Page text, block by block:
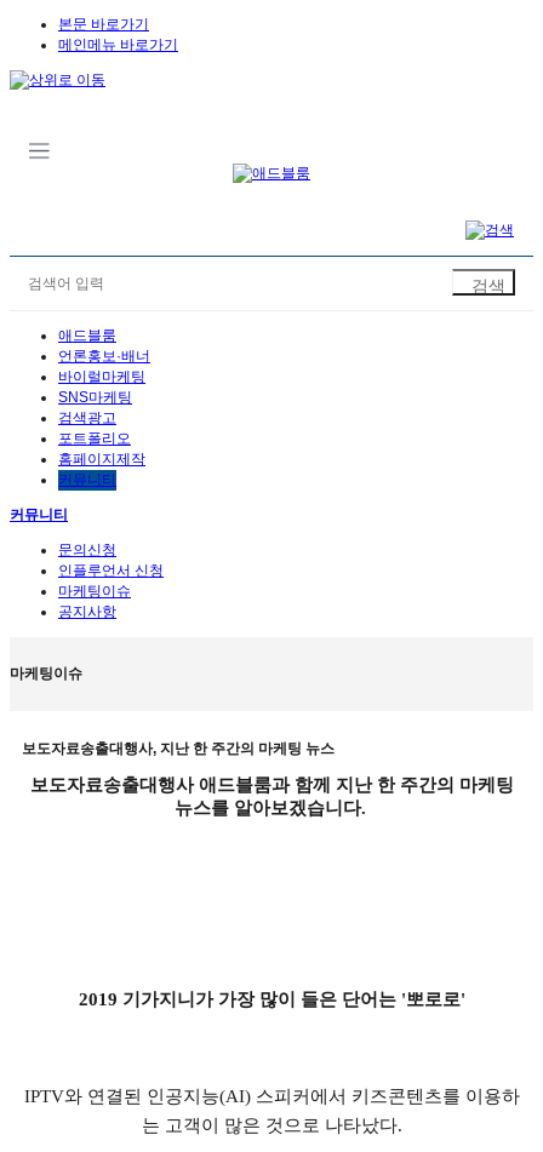
본문 바로가기
메인메뉴 바로가기
애드블룸
언론홍보·배너
바이럴마케팅
SNS마케팅
검색광고
포트폴리오
홈페이지제작
커뮤니티
커뮤니티
문의신청
인플루언서 신청
마케팅이슈
공지사항
마케팅이슈
보도자료송출대행사, 지난 한 주간의 마케팅 뉴스
보도자료송출대행사 애드블룸과 함께 지난 한 주간의 마케팅
뉴스를 알아보겠습니다.
2019 기가지니가 가장 많이 들은 단어는 '뽀로로'
IPTV와 연결된 인공지능(AI) 스피커에서 키즈콘텐츠를 이용하
는 고객이 많은 것으로 나타났다.